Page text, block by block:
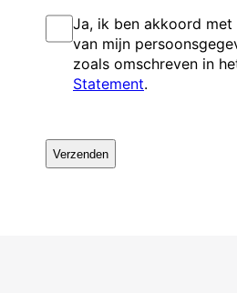
I
n
i
n
g
Ja, ik ben akkoord
van mijn
zoals omschreven in
Statement.
A
P
T